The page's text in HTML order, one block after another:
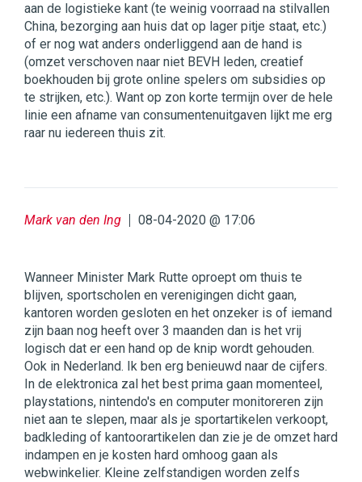
aan de logistieke kant (te weinig voorraad na stilvallen
China, bezorging aan huis dat op lager pitje staat, etc.)
of er nog wat anders onderliggend aan de hand is
(omzet verschoven naar niet BEVH leden, creatief
boekhouden bij grote online spelers om subsidies op
te strijken, etc.). Want op zon korte termijn over de hele
linie een afname van consumentenuitgaven lijkt me erg
raar nu iedereen thuis zit.
Mark van den Ing 08-04-2020 @ 17:06
Wanneer Minister Mark Rutte oproept om thuis te
blijven, sportscholen en verenigingen dicht gaan,
kantoren worden gesloten en het onzeker is of iemand
zijn baan nog heeft over 3 maanden dan is het vrij
logisch dat er een hand op de knip wordt gehouden.
Ook in Nederland. Ik ben erg benieuwd naar de cijfers.
In de elektronica zal het best prima gaan momenteel,
playstations, nintendo's en computer monitoreren zijn
niet aan te slepen, maar als je sportartikelen verkoopt,
badkleding of kantoorartikelen dan zie je de omzet hard
indampen en je kosten hard omhoog gaan als
webwinkelier. Kleine zelfstandigen worden zelfs